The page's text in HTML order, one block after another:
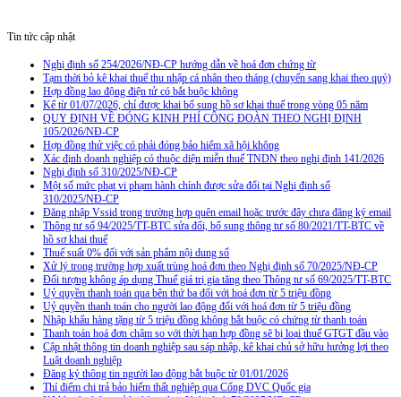
Tin tức cập nhật
Nghị định số 254/2026/NĐ-CP hướng dẫn về hoá đơn chứng từ
Tạm thời bỏ kê khai thuế thu nhập cá nhân theo tháng (chuyển sang khai theo quý)
Hợp đồng lao động điện tử có bắt buộc không
Kể từ 01/07/2026, chỉ được khai bổ sung hồ sơ khai thuế trong vòng 05 năm
QUY ĐỊNH VỀ ĐÓNG KINH PHÍ CÔNG ĐOÀN THEO NGHỊ ĐỊNH
105/2026/NĐ-CP
Hợp đồng thử việc có phải đóng bảo hiểm xã hội không
Xác định doanh nghiệp có thuộc diện miễn thuế TNDN theo nghị định 141/2026
Nghị định số 310/2025/NĐ-CP
Một số mức phạt vi phạm hành chính được sửa đổi tại Nghị định số
310/2025/NĐ-CP
Đăng nhập Vssid trong trường hợp quên email hoặc trước đây chưa đăng ký email
Thông tư số 94/2025/TT-BTC sửa đổi, bổ sung thông tư số 80/2021/TT-BTC về
hồ sơ khai thuế
Thuế suất 0% đối với sản phẩm nội dung số
Xử lý trong trường hợp xuất trùng hoá đơn theo Nghị định số 70/2025/NĐ-CP
Đối tượng không áp dụng Thuế giá trị gia tăng theo Thông tư số 69/2025/TT-BTC
Uỷ quyền thanh toán qua bên thứ ba đối với hoá đơn từ 5 triệu đồng
Uỷ quyền thanh toán cho người lao động đối với hoá đơn từ 5 triệu đồng
Nhập khẩu hàng tặng từ 5 triệu đồng không bắt buộc có chứng từ thanh toán
Thanh toán hoá đơn chậm so với thời hạn hợp đồng sẽ bị loại thuế GTGT đầu vào
Cập nhật thông tin doanh nghiệp sau sáp nhập, kê khai chủ sở hữu hưởng lợi theo
Luật doanh nghiệp
Đăng ký thông tin người lao động bắt buộc từ 01/01/2026
Thí điểm chi trả bảo hiểm thất nghiệp qua Cổng DVC Quốc gia